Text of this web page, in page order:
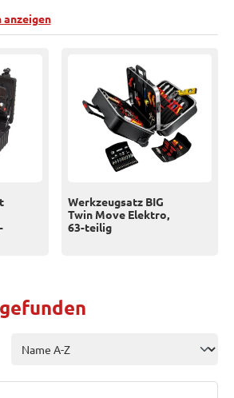
Werkzeugsatz BIG
Twin Move Elektro,
63-teilig